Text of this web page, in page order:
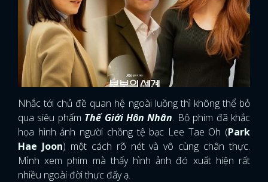
Nhắc tới chủ đề quan hệ ngoài luồng thì không thể bỏ
qua siêu phẩm Thế Giới Hôn Nhân. Bộ phim đã khắc
họa hình ảnh người chồng tệ bạc Lee Tae Oh (Park
Hae Joon) một cách rõ nét và vô cùng chân thực.
Mình xem phim mà thấy hình ảnh đó xuất hiện rất
nhiều ngoài đời thực đấy ạ.